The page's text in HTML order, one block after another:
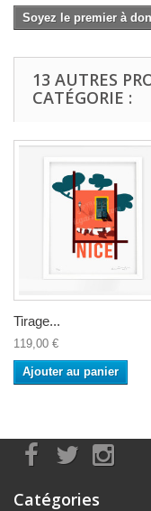
Soyez le premier à
13 AUTRES
CATÉGORIE :
Tirage...
119,00 €
Ajouter au panier
Catégories